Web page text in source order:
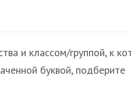
и классом/группой, к
буквой, подберите